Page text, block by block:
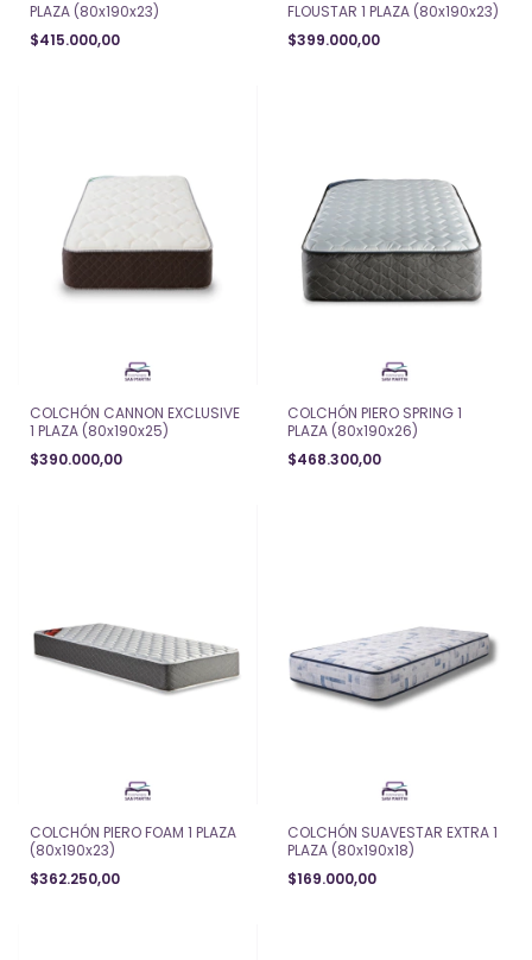
PLAZA (80x190x23)
$415.000,00
FLOUSTAR 1 PLAZA (80x190x23)
$399.000,00
COLCHÓN CANNON EXCLUSIVE
1 PLAZA (80x190x25)
$390.000,00
COLCHÓN PIERO SPRING 1
PLAZA (80x190x26)
$468.300,00
COLCHÓN PIERO FOAM 1 PLAZA
(80x190x23)
$362.250,00
COLCHÓN SUAVESTAR EXTRA 1
PLAZA (80x190x18)
$169.000,00